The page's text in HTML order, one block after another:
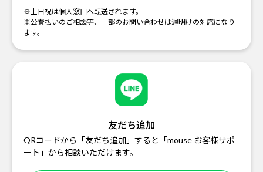
※土日祝は個人窓口へ転送されます。
※公費払いのご相談等、一部のお問い合わせは週明けの対応になり
ます。
友だち追加
QRコードから「友だち追加」すると「mouse お客様サポ
ート」から相談いただけます。